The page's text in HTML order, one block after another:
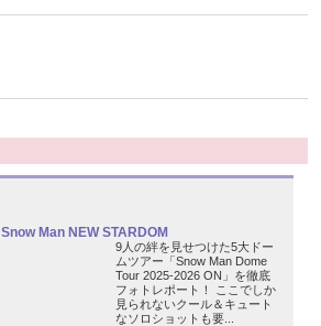
Snow Man NEW STARDOM
9人の絆を見せつけた5大ドー
ムツアー「Snow Man Dome
Tour 2025-2026 ON」を徹底
フォトレポート！ ここでしか
見られないクール＆キュート
なソロショットも要...